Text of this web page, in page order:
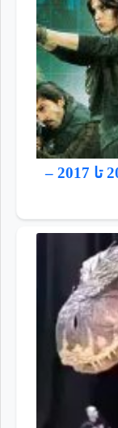
برترین فیلم های اکشن سالهای 2000 تا 2017 –